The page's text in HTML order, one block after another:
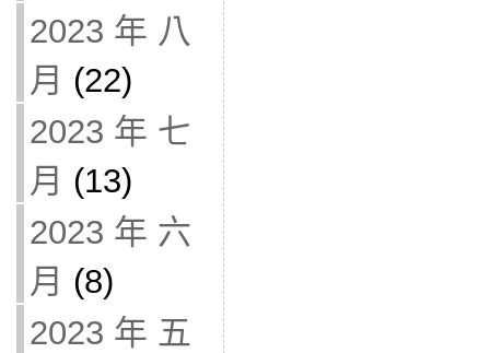
2023 年 八
月 (22)
2023 年 七
月 (13)
2023 年 六
月 (8)
2023 年 五